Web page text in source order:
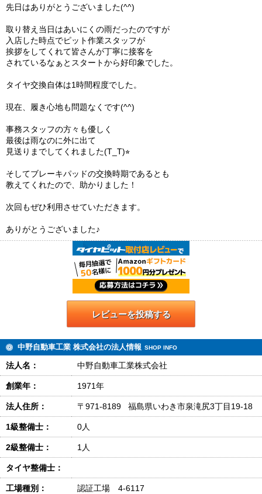
先日はありがとうございました(^^)
取り替え当日はあいにくの雨だったのですが
入店した時点でピット作業スタッフが
挨拶をしてくれて皆さんが丁寧に接客を
されているなぁとスタートから好印象でした。
タイヤ交換自体は1時間程度でした。
現在、履き心地も問題なくです(^^)
事務スタッフの方々も優しく
最後は雨なのに外に出て
見送りまでしてくれました(T_T)⭐︎
そしてブレーキパッドの交換時期であるとも
教えてくれたので、助かりました！
次回もぜひ利用させていただきます。
ありがとうございました♪
レビューを投稿する
中野自動車工業 株式会社の法人情報 SHOP INFO
法人名： 中野自動車工業株式会社
創業年： 1971年
法人住所： 〒971-8189 福島県いわき市泉滝尻3丁目19-18
1級整備士： 0人
2級整備士： 1人
タイヤ整備士：
工場種別： 認証工場 4-6117